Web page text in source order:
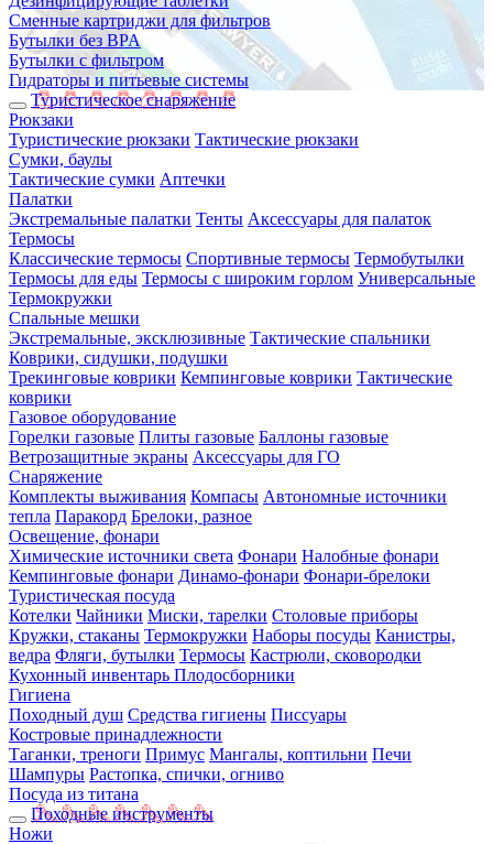
Сменные картриджи для фильтров
Бутылки без BPA
Бутылки с фильтром
Гидраторы и питьевые системы
Туристическое снаряжение
Рюкзаки
Туристические рюкзаки Тактические рюкзаки
Сумки, баулы
Тактические сумки Аптечки
Палатки
Экстремальные палатки Тенты Аксессуары для палаток
Термосы
Классические термосы Спортивные термосы Термобутылки
Термосы для еды Термосы с широким горлом Универсальные
Термокружки
Спальные мешки
Экстремальные, эксклюзивные Тактические спальники
Коврики, сидушки, подушки
Трекинговые коврики Кемпинговые коврики Тактические
коврики
Газовое оборудование
Горелки газовые Плиты газовые Баллоны газовые
Ветрозащитные экраны Аксессуары для ГО
Снаряжение
Комплекты выживания Компасы Автономные источники
тепла Паракорд Брелоки, разное
Освещение, фонари
Химические источники света Фонари Налобные фонари
Кемпинговые фонари Динамо-фонари Фонари-брелоки
Туристическая посуда
Котелки Чайники Миски, тарелки Столовые приборы
Кружки, стаканы Термокружки Наборы посуды Канистры,
ведра Фляги, бутылки Термосы Кастрюли, сковородки
Кухонный инвентарь Плодосборники
Гигиена
Походный душ Средства гигиены Писсуары
Костровые принадлежности
Таганки, треноги Примус Мангалы, коптильни Печи
Шампуры Растопка, спички, огниво
Посуда из титана
Походные инструменты
Ножи